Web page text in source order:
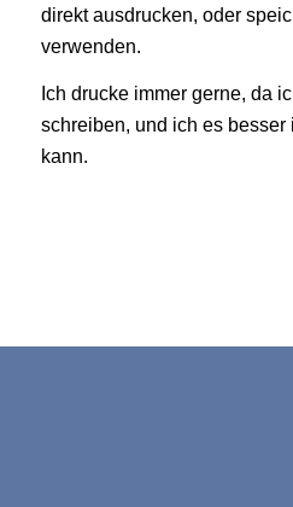
direkt ausdrucken, oder
verwenden.
Ich drucke immer gerne, da
schreiben, und ich es
kann.